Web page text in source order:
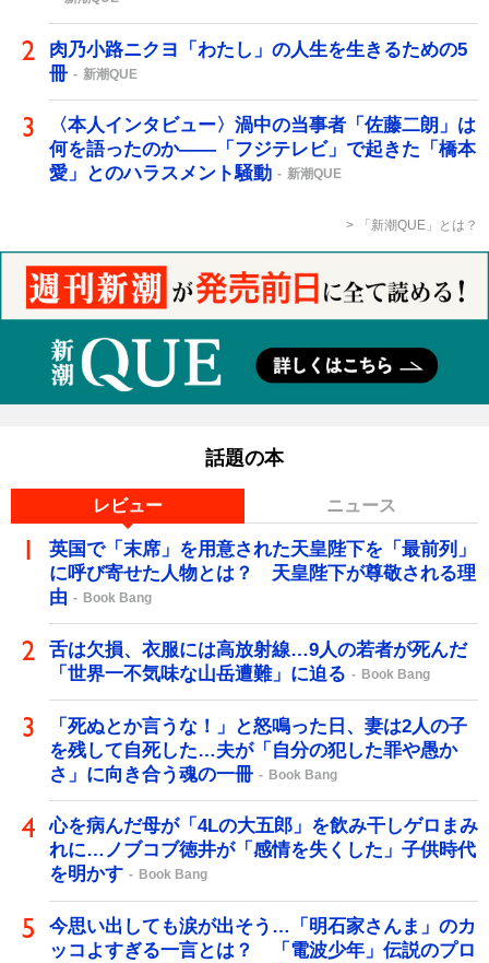
肉乃小路ニクヨ「わたし」の人生を生きるための5
冊
新潮QUE
〈本人インタビュー〉渦中の当事者「佐藤二朗」は
何を語ったのか――「フジテレビ」で起きた「橋本
愛」とのハラスメント騒動
新潮QUE
「新潮QUE」とは？
話題の本
レビュー ニュース
英国で「末席」を用意された天皇陛下を「最前列」
に呼び寄せた人物とは？ 天皇陛下が尊敬される理
由
Book Bang
舌は欠損、衣服には高放射線…9人の若者が死んだ
「世界一不気味な山岳遭難」に迫る
Book Bang
「死ぬとか言うな！」と怒鳴った日、妻は2人の子
を残して自死した…夫が「自分の犯した罪や愚か
さ」に向き合う魂の一冊
Book Bang
心を病んだ母が「4Lの大五郎」を飲み干しゲロまみ
れに…ノブコブ徳井が「感情を失くした」子供時代
を明かす
Book Bang
今思い出しても涙が出そう…「明石家さんま」のカ
ッコよすぎる一言とは？ 「電波少年」伝説のプロ